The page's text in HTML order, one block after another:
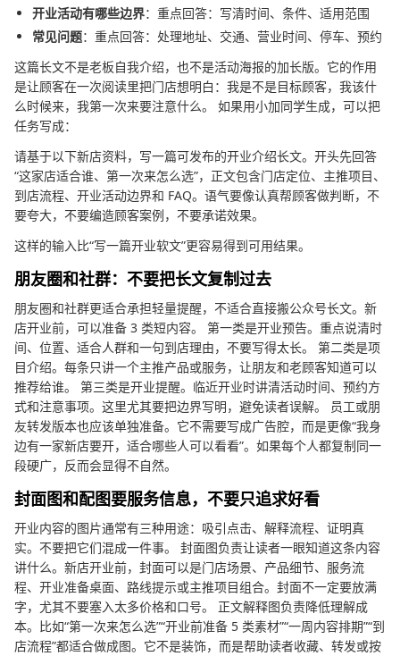
开业活动有哪些边界：重点回答：写清时间、条件、适用范围
常见问题：重点回答：处理地址、交通、营业时间、停车、预约
这篇长文不是老板自我介绍，也不是活动海报的加长版。它的作用
是让顾客在一次阅读里把门店想明白：我是不是目标顾客，我该什
么时候来，我第一次来要注意什么。 如果用小加同学生成，可以把
任务写成：
请基于以下新店资料，写一篇可发布的开业介绍长文。开头先回答
“这家店适合谁、第一次来怎么选”，正文包含门店定位、主推项目、
到店流程、开业活动边界和 FAQ。语气要像认真帮顾客做判断，不
要夸大，不要编造顾客案例，不要承诺效果。
这样的输入比“写一篇开业软文”更容易得到可用结果。
朋友圈和社群：不要把长文复制过去
朋友圈和社群更适合承担轻量提醒，不适合直接搬公众号长文。新
店开业前，可以准备 3 类短内容。 第一类是开业预告。重点说清时
间、位置、适合人群和一句到店理由，不要写得太长。 第二类是项
目介绍。每条只讲一个主推产品或服务，让朋友和老顾客知道可以
推荐给谁。 第三类是开业提醒。临近开业时讲清活动时间、预约方
式和注意事项。这里尤其要把边界写明，避免读者误解。 员工或朋
友转发版本也应该单独准备。它不需要写成广告腔，而是更像“我身
边有一家新店要开，适合哪些人可以看看”。如果每个人都复制同一
段硬广，反而会显得不自然。
封面图和配图要服务信息，不要只追求好看
开业内容的图片通常有三种用途：吸引点击、解释流程、证明真
实。不要把它们混成一件事。 封面图负责让读者一眼知道这条内容
讲什么。新店开业前，封面可以是门店场景、产品细节、服务流
程、开业准备桌面、路线提示或主推项目组合。封面不一定要放满
字，尤其不要塞入太多价格和口号。 正文解释图负责降低理解成
本。比如“第一次来怎么选”“开业前准备 5 类素材”“一周内容排期”“到
店流程”都适合做成图。它不是装饰，而是帮助读者收藏、转发或按